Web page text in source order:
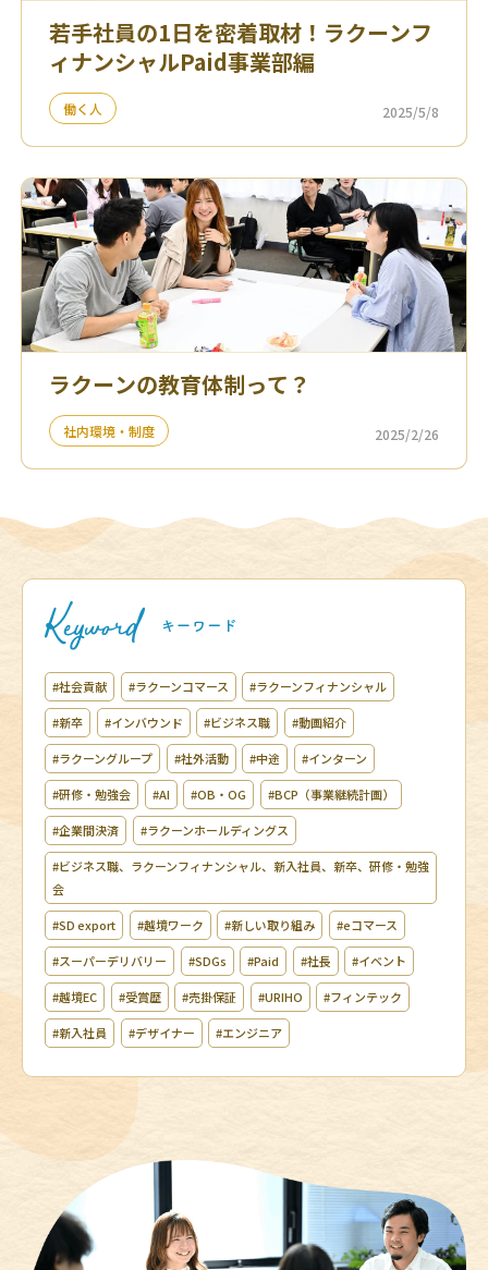
若手社員の1日を密着取材！ラクーンフ
ィナンシャルPaid事業部編
働く人 2025/5/8
ラクーンの教育体制って？
社内環境・制度 2025/2/26
#社会貢献 #ラクーンコマース #ラクーンフィナンシャル
#新卒 #インバウンド #ビジネス職 #動画紹介
#ラクーングループ #社外活動 #中途 #インターン
#研修・勉強会 #AI #OB・OG #BCP（事業継続計画）
#企業間決済 #ラクーンホールディングス
#ビジネス職、ラクーンフィナンシャル、新入社員、新卒、研修・勉強
会
#SD export #越境ワーク #新しい取り組み #eコマース
#スーパーデリバリー #SDGs #Paid #社長 #イベント
#越境EC #受賞歴 #売掛保証 #URIHO #フィンテック
#新入社員 #デザイナー #エンジニア